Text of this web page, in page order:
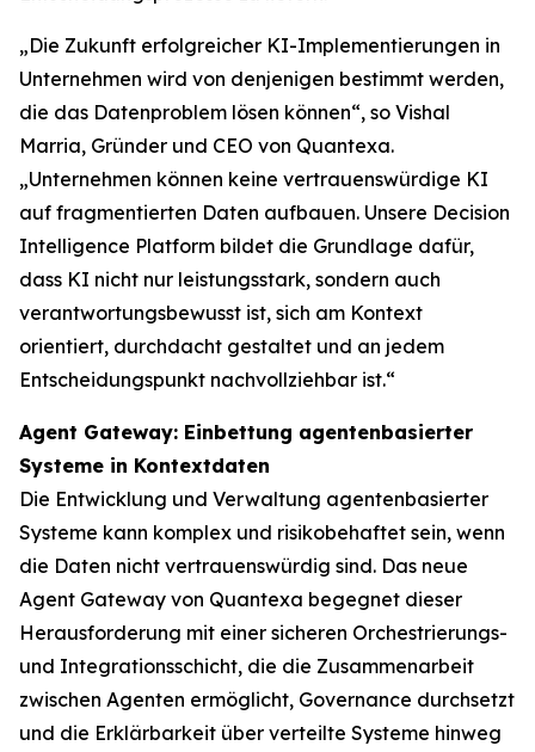
„Die Zukunft erfolgreicher KI-Implementierungen in
Unternehmen wird von denjenigen bestimmt werden,
die das Datenproblem lösen können“, so Vishal
Marria, Gründer und CEO von Quantexa.
„Unternehmen können keine vertrauenswürdige KI
auf fragmentierten Daten aufbauen. Unsere Decision
Intelligence Platform bildet die Grundlage dafür,
dass KI nicht nur leistungsstark, sondern auch
verantwortungsbewusst ist, sich am Kontext
orientiert, durchdacht gestaltet und an jedem
Entscheidungspunkt nachvollziehbar ist.“
Agent Gateway: Einbettung agentenbasierter
Systeme in Kontextdaten
Die Entwicklung und Verwaltung agentenbasierter
Systeme kann komplex und risikobehaftet sein, wenn
die Daten nicht vertrauenswürdig sind. Das neue
Agent Gateway von Quantexa begegnet dieser
Herausforderung mit einer sicheren Orchestrierungs-
und Integrationsschicht, die die Zusammenarbeit
zwischen Agenten ermöglicht, Governance durchsetzt
und die Erklärbarkeit über verteilte Systeme hinweg